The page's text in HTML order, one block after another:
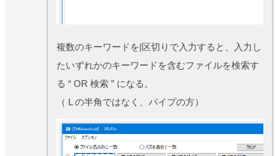
複数のキーワードを|区切りで入力すると、入力し
たいずれかのキーワードを含むファイルを検索す
る “ OR 検索 ” になる。
（ L の半角ではなく、パイプの方）